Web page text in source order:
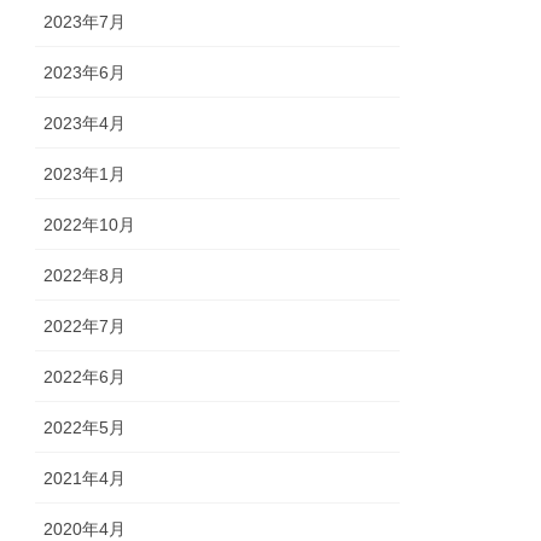
2023年7月
2023年6月
2023年4月
2023年1月
2022年10月
2022年8月
2022年7月
2022年6月
2022年5月
2021年4月
2020年4月